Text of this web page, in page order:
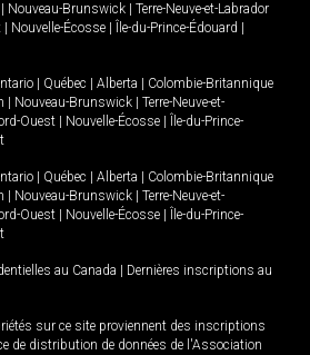
Nouveau-Brunswick
Terre-Neuve-et-Labrador
Nouvelle-Écosse Île-du-Prince-Édouard
Québec Alberta
Colombie-Britannique
Nouveau-Brunswick
Terre-Neuve-et-
Ouest Nouvelle-Écosse
Île-du-Prince-
Québec Alberta
Colombie-Britannique
Nouveau-Brunswick
Terre-Neuve-et-
Ouest Nouvelle-Écosse
Île-du-Prince-
au Canada
Dernières inscriptions au
sur ce site proviennent des inscriptions
de distribution de données de l'Association